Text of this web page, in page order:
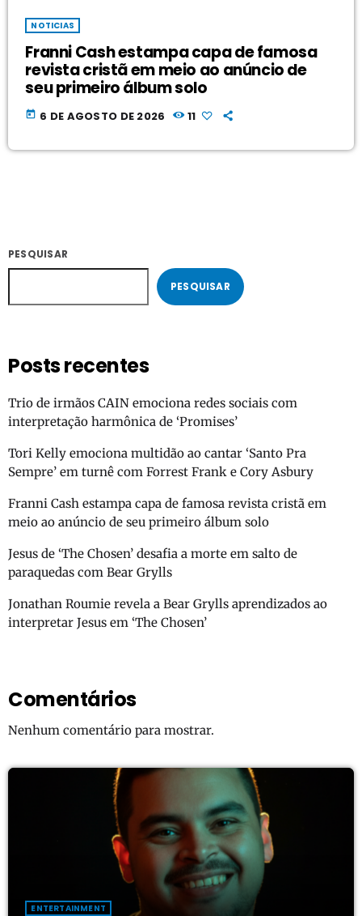
NOTICIAS
Franni Cash estampa capa de famosa
revista cristã em meio ao anúncio de
seu primeiro álbum solo
today 6 DE AGOSTO DE 2026 11
PESQUISAR
PESQUISAR
Posts recentes
Trio de irmãos CAIN emociona redes sociais com
interpretação harmônica de ‘Promises’
Tori Kelly emociona multidão ao cantar ‘Santo Pra
Sempre’ em turnê com Forrest Frank e Cory Asbury
Franni Cash estampa capa de famosa revista cristã em
meio ao anúncio de seu primeiro álbum solo
Jesus de ‘The Chosen’ desafia a morte em salto de
paraquedas com Bear Grylls
Jonathan Roumie revela a Bear Grylls aprendizados ao
interpretar Jesus em ‘The Chosen’
Comentários
Nenhum comentário para mostrar.
ENTERTAINMENT